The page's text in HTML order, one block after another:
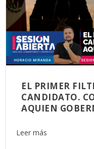
EL PRIMER
CANDIDATO.
AQUIEN
Leer más